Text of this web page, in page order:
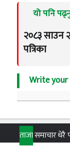
यो पनि
२०८३ साउन
पत्रिका
Write
ताजासमाचारधेरै